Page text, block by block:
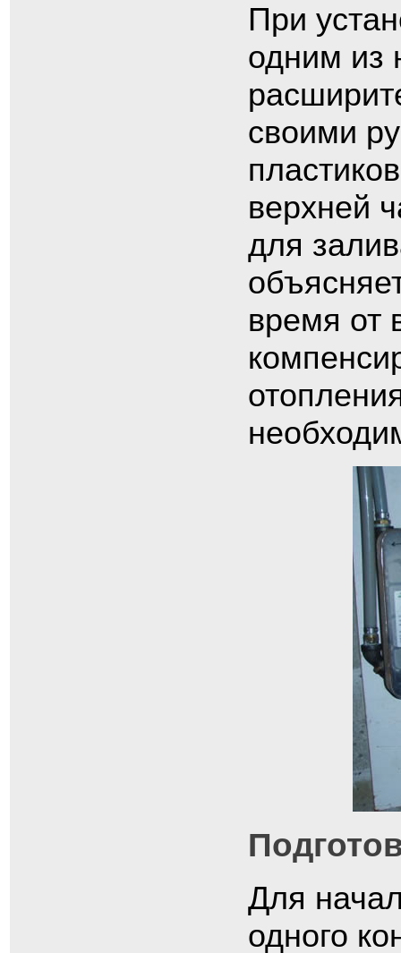
При
одним из
своими
верхней
для
время от
Для
одного